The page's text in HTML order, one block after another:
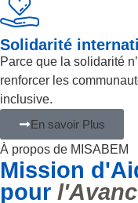
Solidarité
Parce que la solidarité
renforcer les
inclusive.
En savoir Plus
À propos de MISABEM
Mission
pour